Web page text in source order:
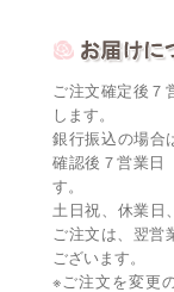
ご注文確定後７
します。
銀行振込の場合
確認後７営業日
す。
土日祝、休業日
ご注文は、翌営
ございます。
※ご注文を変更